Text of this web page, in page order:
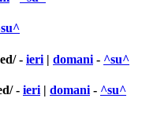
- ieri | domani - ^su^
- ieri | domani - ^su^